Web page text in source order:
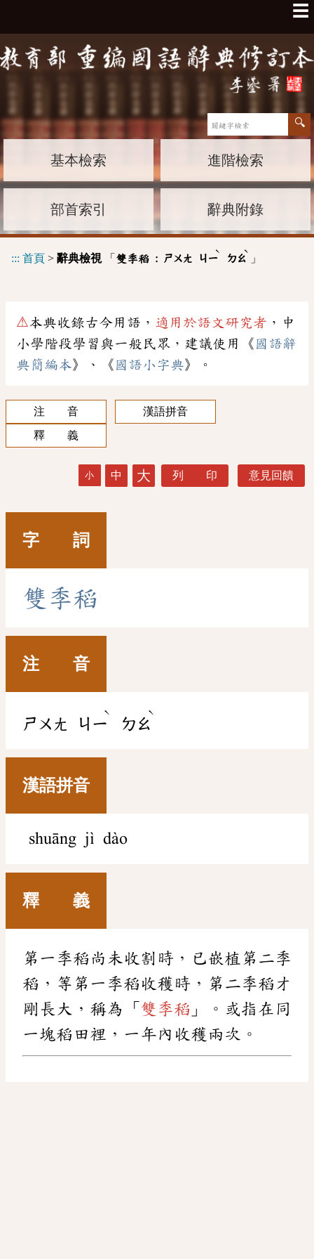
☰
基本檢索 進階檢索
部首索引 辭典附錄
::: 首頁 > 辭典檢視「 雙季稻 : ㄕㄨㄤ ㄐㄧ
ˋ
ㄉㄠ
ˋ
」
⚠本典收錄古今用語， 適用於語文研究者 ，中
小學階段學習與一般民眾，建議使用《 國語辭
典簡編本》、《 國語小字典》。
注 音
漢語拼音
釋 義
小 中 大 列 印 意見回饋
字 詞
雙 季稻
注 音
ㄕㄨㄤ ㄐㄧ
ˋ
ㄉㄠ
ˋ
漢語拼音
shuāng jì dào
釋 義
第一季稻尚未收割時，已嵌植第二季
稻，等第一季稻收穫時，第二季稻才
剛長大，稱為「 雙季稻 」。或指在同
一塊稻田裡，一年內收穫兩次。